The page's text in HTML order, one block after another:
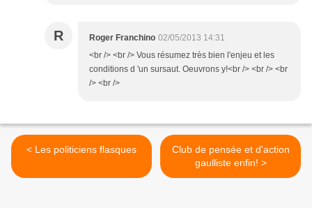
R Roger Franchino 02/05/2013 14:31
<br /> <br /> Vous résumez très bien l'enjeu et les
conditions d 'un sursaut. Oeuvrons y!<br /> <br /> <br
/> <br />
< Les politiciens flasques
Club de pensée et d'action
gaulliste enfin! >